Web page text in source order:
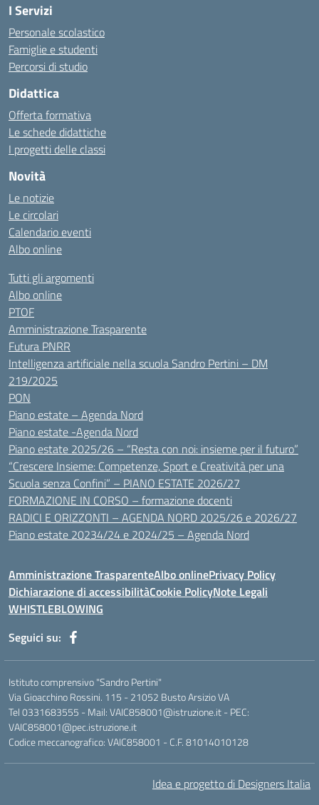
I Servizi
Personale scolastico
Famiglie e studenti
Percorsi di studio
Didattica
Offerta formativa
Le schede didattiche
I progetti delle classi
Novità
Le notizie
Le circolari
Calendario eventi
Albo online
Tutti gli argomenti
Albo online
PTOF
Amministrazione Trasparente
Futura PNRR
Intelligenza artificiale nella scuola Sandro Pertini – DM
219/2025
PON
Piano estate – Agenda Nord
Piano estate -Agenda Nord
Piano estate 2025/26 – “Resta con noi: insieme per il futuro”
“Crescere Insieme: Competenze, Sport e Creatività per una
Scuola senza Confini” – PIANO ESTATE 2026/27
FORMAZIONE IN CORSO – formazione docenti
RADICI E ORIZZONTI – AGENDA NORD 2025/26 e 2026/27
Piano estate 20234/24 e 2024/25 – Agenda Nord
Amministrazione TrasparenteAlbo onlinePrivacy Policy
Dichiarazione di accessibilitàCookie PolicyNote Legali
WHISTLEBLOWING
Seguici su:
Istituto comprensivo "Sandro Pertini"
Via Gioacchino Rossini. 115 - 21052 Busto Arsizio VA
Tel 0331683555 - Mail: VAIC858001@istruzione.it - PEC:
VAIC858001@pec.istruzione.it
Codice meccanografico: VAIC858001 - C.F. 81014010128
Idea e progetto di Designers Italia